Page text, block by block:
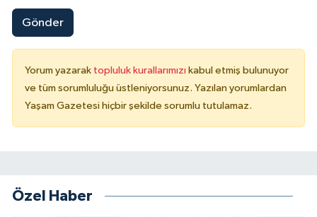
Gönder
Yorum yazarak topluluk kurallarımızı kabul etmiş bulunuyor
ve tüm sorumluluğu üstleniyorsunuz. Yazılan yorumlardan
Yaşam Gazetesi hiçbir şekilde sorumlu tutulamaz.
Özel Haber